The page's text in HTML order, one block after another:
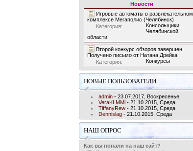
Новости
Игровые автоматы в развлекательном
комплексе Мегаполис (Челябинск)
Категория:
Консольщики
Челябинской
области
Второй конкурс обзоров завершен!
Получено письмо от Натана Дрейка
Категория:
Конкурсы
НОВЫЕ ПОЛЬЗОВАТЕЛИ
admin - 23.07.2017, Воскресенье
VeraKLMMl - 21.10.2015, Среда
TiffanyRew - 21.10.2015, Среда
Dennislag - 21.10.2015, Среда
НАШ ОПРОС
Как вы попали на наш сайт?